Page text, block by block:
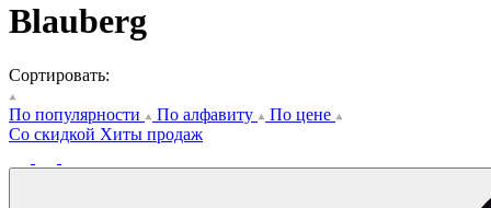
Blauberg
Сортировать:
По популярности По алфавиту
По цене
Со скидкой Хиты продаж